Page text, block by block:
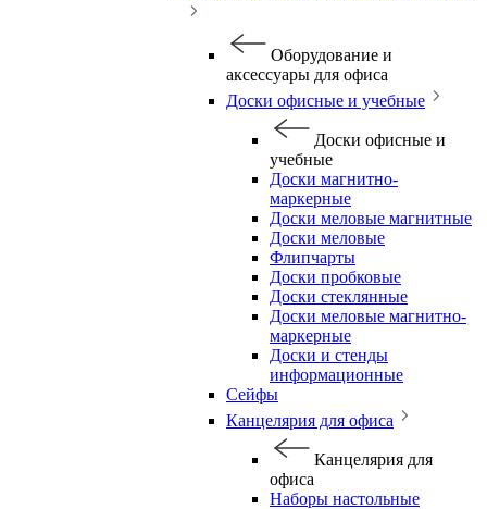
Оборудование и
аксессуары для офиса
Доски офисные и учебные
Доски офисные и
учебные
Доски магнитно-
маркерные
Доски меловые магнитные
Доски меловые
Флипчарты
Доски пробковые
Доски стеклянные
Доски меловые магнитно-
маркерные
Доски и стенды
информационные
Сейфы
Канцелярия для офиса
Канцелярия для
офиса
Наборы настольные